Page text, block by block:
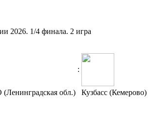
2026. 1/4 финала. 2 игра
:
обл.) Кузбасс (Кемерово)